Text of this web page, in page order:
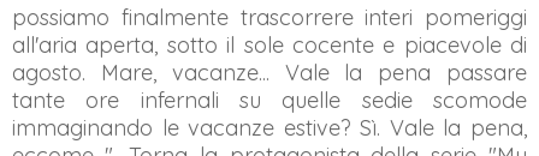
possiamo finalmente trascorrere interi pomeriggi
all'aria aperta, sotto il sole cocente e piacevole di
agosto. Mare, vacanze... Vale la pena passare
tante ore infernali su quelle sedie scomode
immaginando le vacanze estive? Sì. Vale la pena,